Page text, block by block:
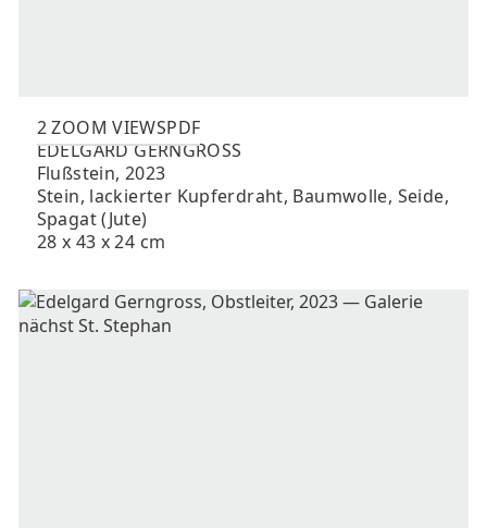
EDELGARDGERNGROSS
Flußstein, 2023
Stein, lackierter Kupferdraht, Baumwolle, Seide,
Spagat (Jute)
28 x 43 x 24 cm
2 ZOOM VIEWSPDF